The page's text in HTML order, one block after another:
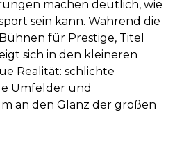
machen deutlich, wie
sein kann. Während die
für Prestige, Titel
sich in den kleineren
Realität: schlichte
Umfelder und
an den Glanz der großen